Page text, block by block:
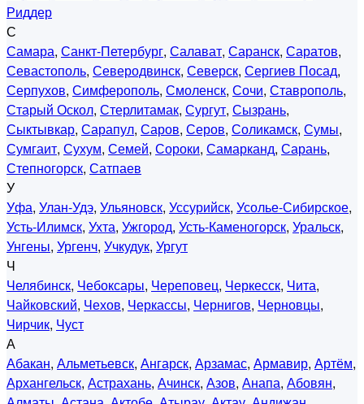
Риддер
С
Самара, Санкт-Петербург, Салават, Саранск, Саратов,
Севастополь, Северодвинск, Северск, Сергиев Посад,
Серпухов, Симферополь, Смоленск, Сочи, Ставрополь,
Старый Оскол, Стерлитамак, Сургут, Сызрань,
Сыктывкар, Сарапул, Саров, Серов, Соликамск, Сумы,
Сумгаит, Сухум, Семей, Сороки, Самарканд, Сарань,
Степногорск, Сатпаев
У
Уфа, Улан-Удэ, Ульяновск, Уссурийск, Усолье-Сибирское,
Усть-Илимск, Ухта, Ужгород, Усть-Каменогорск, Уральск,
Унгены, Ургенч, Учкудук, Ургут
Ч
Челябинск, Чебоксары, Череповец, Черкесск, Чита,
Чайковский, Чехов, Черкассы, Чернигов, Черновцы,
Чирчик, Чуст
А
Абакан, Альметьевск, Ангарск, Арзамас, Армавир, Артём,
Архангельск, Астрахань, Ачинск, Азов, Анапа, Абовян,